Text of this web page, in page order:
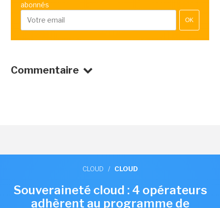
abonnés
OK
Commentaire
CLOUD / CLOUD
Souveraineté cloud : 4 opérateurs
adhèrent au programme de